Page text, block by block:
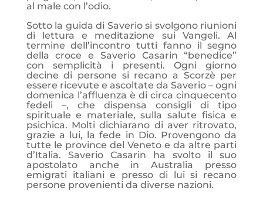
al male con l’odio.
Sotto la guida di Saverio si svolgono riunioni
di lettura e meditazione sui Vangeli. Al
termine dell’incontro tutti fanno il segno
della croce e Saverio Casarin “benedice”
con semplicità i presenti. Ogni giorno
decine di persone si recano a Scorzè per
essere ricevute e ascoltate da Saverio – ogni
domenica l’affluenza è di circa cinquecento
fedeli –, che dispensa consigli di tipo
spirituale e materiale, sulla salute fisica e
psichica. Molti dichiarano di aver ritrovato,
grazie a lui, la fede in Dio. Provengono da
tutte le province del Veneto e da altre parti
d’Italia. Saverio Casarin ha svolto il suo
apostolato anche in Australia presso
emigrati italiani e presso di lui si recano
persone provenienti da diverse nazioni.